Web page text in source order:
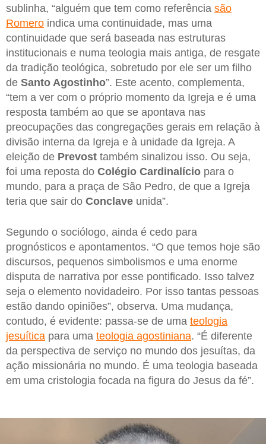
sublinha, “alguém que tem como referência são
Romero indica uma continuidade, mas uma
continuidade que será baseada nas estruturas
institucionais e numa teologia mais antiga, de resgate
da tradição teológica, sobretudo por ele ser um filho
de Santo Agostinho”. Este acento, complementa,
“tem a ver com o próprio momento da Igreja e é uma
resposta também ao que se apontava nas
preocupações das congregações gerais em relação à
divisão interna da Igreja e à unidade da Igreja. A
eleição de Prevost também sinalizou isso. Ou seja,
foi uma reposta do Colégio Cardinalício para o
mundo, para a praça de São Pedro, de que a Igreja
teria que sair do Conclave unida”.
Segundo o sociólogo, ainda é cedo para
prognósticos e apontamentos. “O que temos hoje são
discursos, pequenos simbolismos e uma enorme
disputa de narrativa por esse pontificado. Isso talvez
seja o elemento novidadeiro. Por isso tantas pessoas
estão dando opiniões”, observa. Uma mudança,
contudo, é evidente: passa-se de uma teologia
jesuítica para uma teologia agostiniana. “É diferente
da perspectiva de serviço no mundo dos jesuítas, da
ação missionária no mundo. É uma teologia baseada
em uma cristologia focada na figura do Jesus da fé”.